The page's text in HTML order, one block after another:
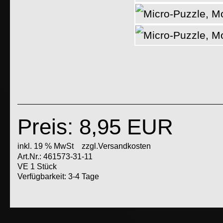
Preis: 8,95 EUR
inkl. 19 % MwSt
zzgl.Versandkosten
Art.Nr.: 461573-31-11
VE 1 Stück
Verfügbarkeit: 3-4 Tage